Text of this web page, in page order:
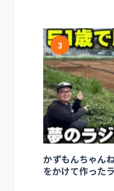
3
かずもんちゃん
をかけて作った